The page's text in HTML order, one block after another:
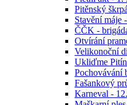
Pitěnský
Stavění máje
ČČK -
Otvírání
Velikonoční
Ukliďme
Pochovávání
Fašankový
Karneval -